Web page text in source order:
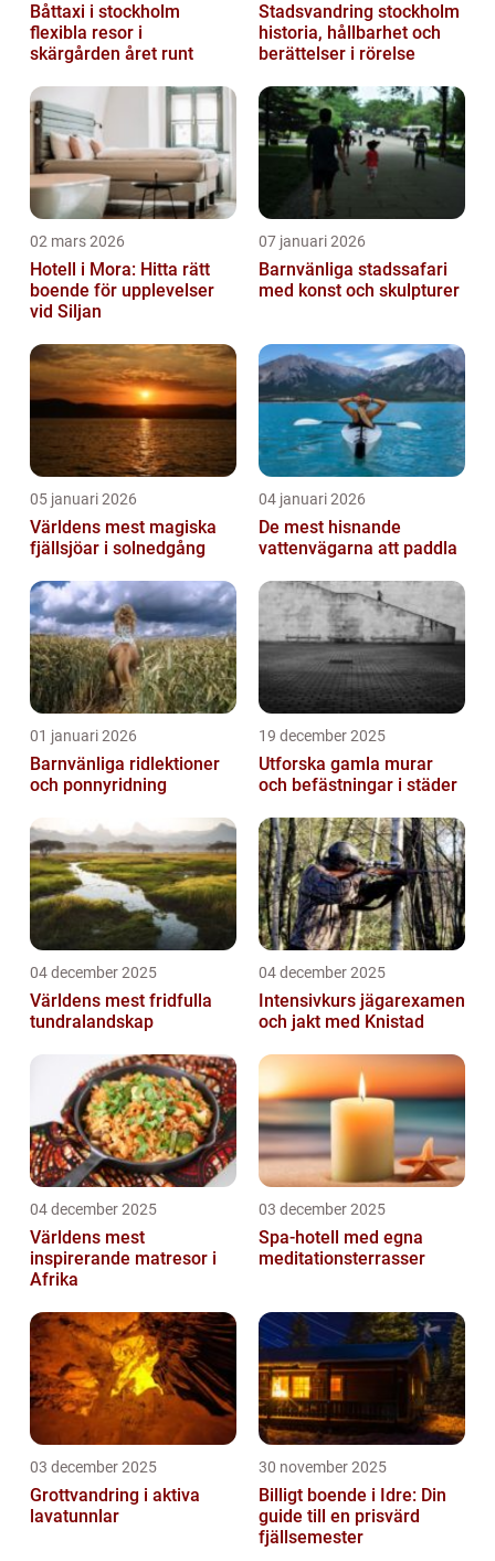
Båttaxi i stockholm
flexibla resor i
skärgården året runt
Stadsvandring stockholm
historia, hållbarhet och
berättelser i rörelse
02 mars 2026
Hotell i Mora: Hitta rätt
boende för upplevelser
vid Siljan
07 januari 2026
Barnvänliga stadssafari
med konst och skulpturer
05 januari 2026
Världens mest magiska
fjällsjöar i solnedgång
04 januari 2026
De mest hisnande
vattenvägarna att paddla
01 januari 2026
Barnvänliga ridlektioner
och ponnyridning
19 december 2025
Utforska gamla murar
och befästningar i städer
04 december 2025
Världens mest fridfulla
tundralandskap
04 december 2025
Intensivkurs jägarexamen
och jakt med Knistad
04 december 2025
Världens mest
inspirerande matresor i
Afrika
03 december 2025
Spa-hotell med egna
meditationsterrasser
03 december 2025
Grottvandring i aktiva
lavatunnlar
30 november 2025
Billigt boende i Idre: Din
guide till en prisvärd
fjällsemester